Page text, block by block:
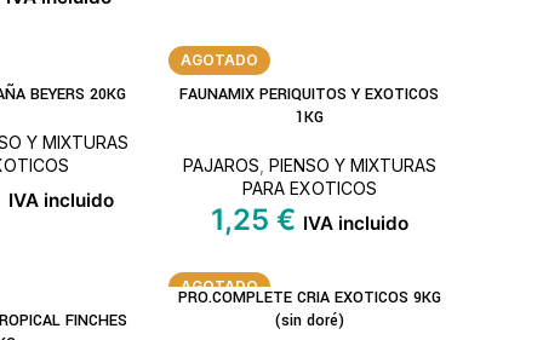
BEYERS 20KG
Y MIXTURAS
IVA incluido
AGOTADO
LEER MÁS
FAUNAMIX PERIQUITOS Y EXOTICOS
1KG
PAJAROS PIENSO Y MIXTURAS
PARA EXOTICOS
1,25 € IVA incluido
FINCHES
AGOTADO
LEER MÁS
PRO.COMPLETE CRIA EXOTICOS 9KG
(sin doré)